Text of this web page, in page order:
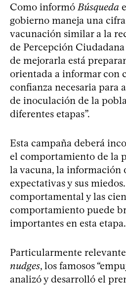
Como informóBúsqueda
gobierno maneja una
vacunación similar a la
de Percepción
de mejorarla está
orientada a informar con
confianza necesaria para
de inoculación de la
diferentes etapas”.
Esta campaña deberá
el comportamiento de la
la vacuna, la información
expectativas y sus
comportamental y las
comportamiento puede
importantes en esta etapa.
Particularmente
nudges, los famosos
analizó y desarrolló el